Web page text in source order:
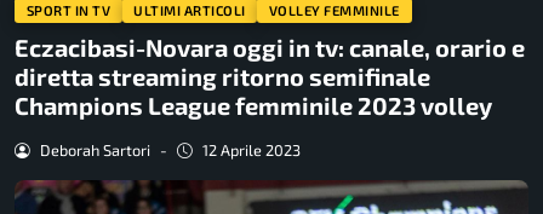
SPORT IN TV ULTIMI ARTICOLI VOLLEY FEMMINILE
Eczacibasi-Novara oggi in tv: canale, orario e
diretta streaming ritorno semifinale
Champions League femminile 2023 volley
Deborah Sartori - 12 Aprile 2023